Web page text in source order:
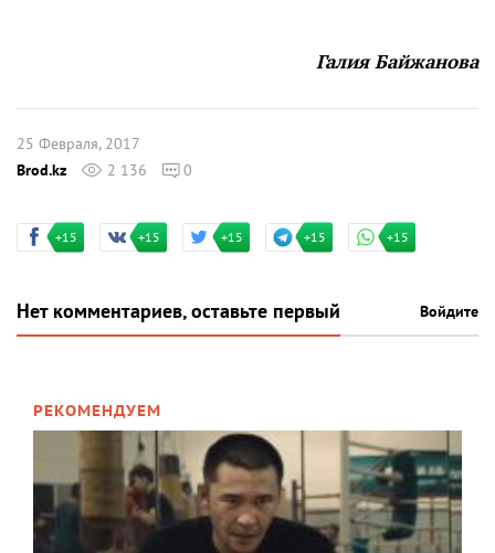
Галия Байжанова
25 Февраля, 2017
Brod.kz
2 136 0
+15 +15 +15 +15 +15
Нет комментариев, оставьте первый Войдите
РЕКОМЕНДУЕМ